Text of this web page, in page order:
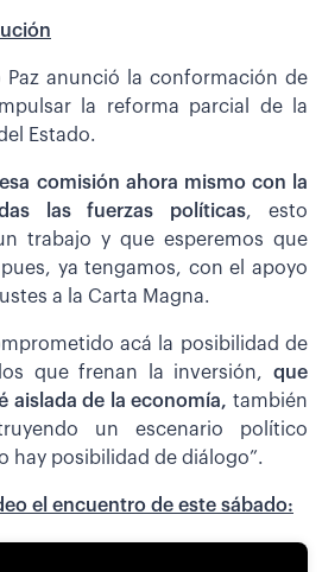
Paz anunció la conformación de
la reforma parcial de la
Estado.
comisión ahora mismo con la
las fuerzas políticas, esto
trabajo y que esperemos que
ya tengamos, con el apoyo
a la Carta Magna.
acá la posibilidad de
que frenan la inversión, que
aislada de la economía, también
un escenario político
hay posibilidad de diálogo”.
el encuentro de este sábado: